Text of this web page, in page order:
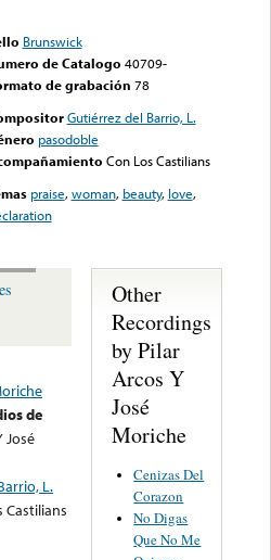
Brunswick
de Catalogo 40709-
de grabación 78
Gutiérrez del Barrio, L.
pasodoble
Con Los Castilians
praise,woman, beauty, love,
de
José
L.
Castilians
Other
Recordings
by Pilar
Arcos Y
José
Moriche
Cenizas Del
Corazon
No Digas
Que No Me